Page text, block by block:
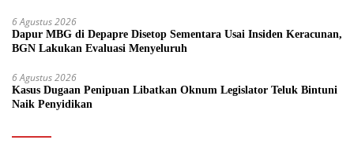
6 Agustus 2026
Dapur MBG di Depapre Disetop Sementara Usai Insiden Keracunan,
BGN Lakukan Evaluasi Menyeluruh
6 Agustus 2026
Kasus Dugaan Penipuan Libatkan Oknum Legislator Teluk Bintuni
Naik Penyidikan